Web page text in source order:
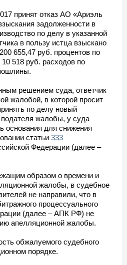
принят отказ АО «Ариэль
задолженности в
по делу в указанной
в пользу истца взыскано
655,47 руб. процентов по
518 руб. расходов по
решением суда, ответчик
жалобой, в которой просит
по делу новый
жалобы, у суда
основания для снижения
статьи 333
Федерации (далее –
образом о времени и
жалобы, в судебное
не направили, что в
процессуального
(далее – АПК РФ) не
апелляционной жалобы.
обжалуемого судебного
порядке.